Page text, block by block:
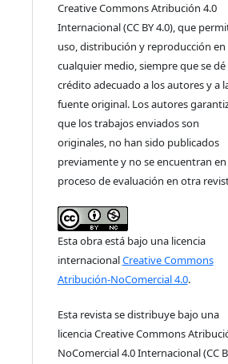
Creative Commons Atribución 4.0
Internacional (CC BY 4.0), que
uso, distribución y reproducción en
cualquier medio, siempre que se dé
crédito adecuado a los autores y a
fuente original. Los autores
que los trabajos enviados son
originales, no han sido publicados
previamente y no se encuentran en
proceso de evaluación en otra
Esta obra está bajo una licencia
internacionalCreative Commons
Atribución-NoComercial 4.0.
Esta revista se distribuye bajo una
licencia Creative Commons
NoComercial 4.0 Internacional (CC